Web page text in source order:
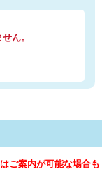
ん。
ご案内が可能な場合も